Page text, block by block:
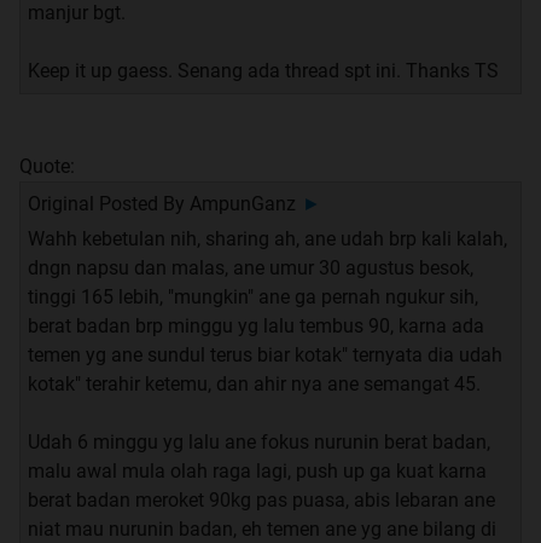
manjur bgt.
Keep it up gaess. Senang ada thread spt ini. Thanks TS
Quote:
Original Posted By AmpunGanz ►
Wahh kebetulan nih, sharing ah, ane udah brp kali kalah,
dngn napsu dan malas, ane umur 30 agustus besok,
tinggi 165 lebih, "mungkin" ane ga pernah ngukur sih,
berat badan brp minggu yg lalu tembus 90, karna ada
temen yg ane sundul terus biar kotak" ternyata dia udah
kotak" terahir ketemu, dan ahir nya ane semangat 45.
Udah 6 minggu yg lalu ane fokus nurunin berat badan,
malu awal mula olah raga lagi, push up ga kuat karna
berat badan meroket 90kg pas puasa, abis lebaran ane
niat mau nurunin badan, eh temen ane yg ane bilang di